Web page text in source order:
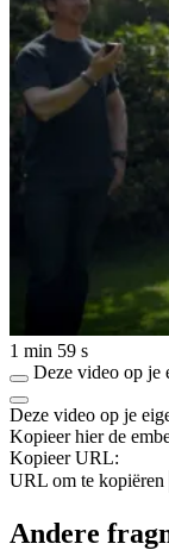
1 min 59 s
Deze video op je
Deze video op je
Kopieer hier de
Kopieer URL:
URL om te kopiëren
Andere